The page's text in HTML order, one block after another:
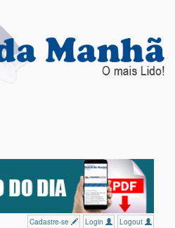
Cadastre-se Login Logout